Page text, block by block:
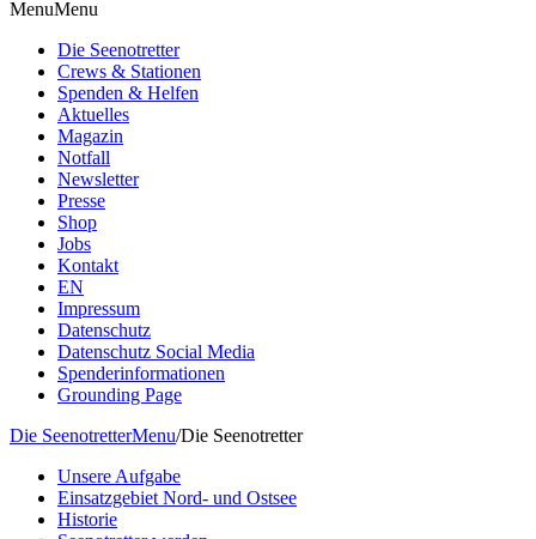
MenuMenu
Die Seenotretter
Crews & Stationen
Spenden & Helfen
Aktuelles
Magazin
Notfall
Newsletter
Presse
Shop
Jobs
Kontakt
EN
Impressum
Datenschutz
Datenschutz Social Media
Spenderinformationen
Grounding Page
Die SeenotretterMenu/Die Seenotretter
Unsere Aufgabe
Einsatzgebiet Nord- und Ostsee
Historie